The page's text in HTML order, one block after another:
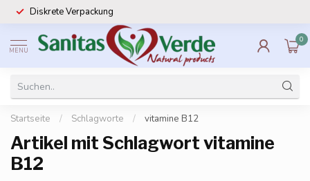
Diskrete Verpackung
MENU
0
Startseite / Schlagworte / vitamine B12
Artikel mit Schlagwort vitamine
B12